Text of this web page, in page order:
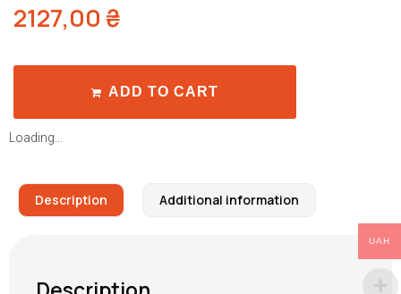
2127,00 ₴
ADD TO CART
Loading...
Description Additional information
UAH